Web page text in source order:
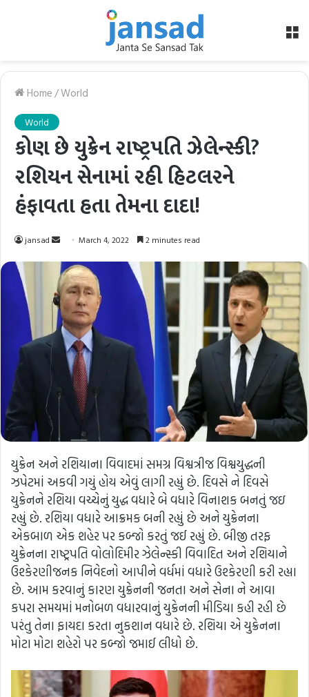
Home/World
World
કોણ છે યુક્રેન રાષ્ટ્રપતિ ઝેલેન્સ્કી?
રશિયન સેનામાં રહી હિટલરને
હંફાવતા હતા તેમના દાદા!
jansad
Send
email
March 4, 2022 2 minutes read
યુક્રેન અને રશિયાના વિવાદમાં સમગ્ર વિશ્વત્રીજ વિશ્વયુદ્ધની
ઝપેટમાં અકવી ગયું હોય એવું લાગી રહ્યું છે. દિવસે ને દિવસે
યુક્રેનને રશિયા વચ્ચેનું યુદ્ધ વધારે બે વધારે વિનાશક બનતું જઇ
રહ્યું છે. રશિયા વધારે આક્રમક બની રહ્યું છે અને યુક્રેનના
એકબાળ એક શહેર પર કબ્જો કરતું જઈ રહ્યું છે. બીજી તરફ
યુક્રેનના રાષ્ટ્રપતિ વોલોદિમીર ઝેલેન્સ્કી વિવાદિત અને રશિયાને
ઉશ્કેરણીજનક નિવેદનો આપીને વર્ધમાં વધારે ઉશ્કેરણી કરી રહ્યા
છે. આમ કરવાનું કારણ યુક્રેનની જનતા અને સેના ને આવા
કપરા સમયમાં મનોબળ વધારવાનું યુક્રેનની મીડિયા કહી રહી છે
પરંતુ તેના ફાયદા કરતા નુકશાન વધારે છે. રશિયા એ યુક્રેનના
મોટા મોટા શહેરો પર કબ્જો જમાઈ લીધો છે.